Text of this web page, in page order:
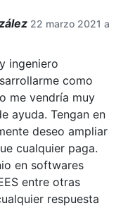
22 marzo 2021 a
ingeniero
como
me vendría muy
ayuda. Tengan en
deseo ampliar
cualquier paga.
en softwares
entre otras
respuesta